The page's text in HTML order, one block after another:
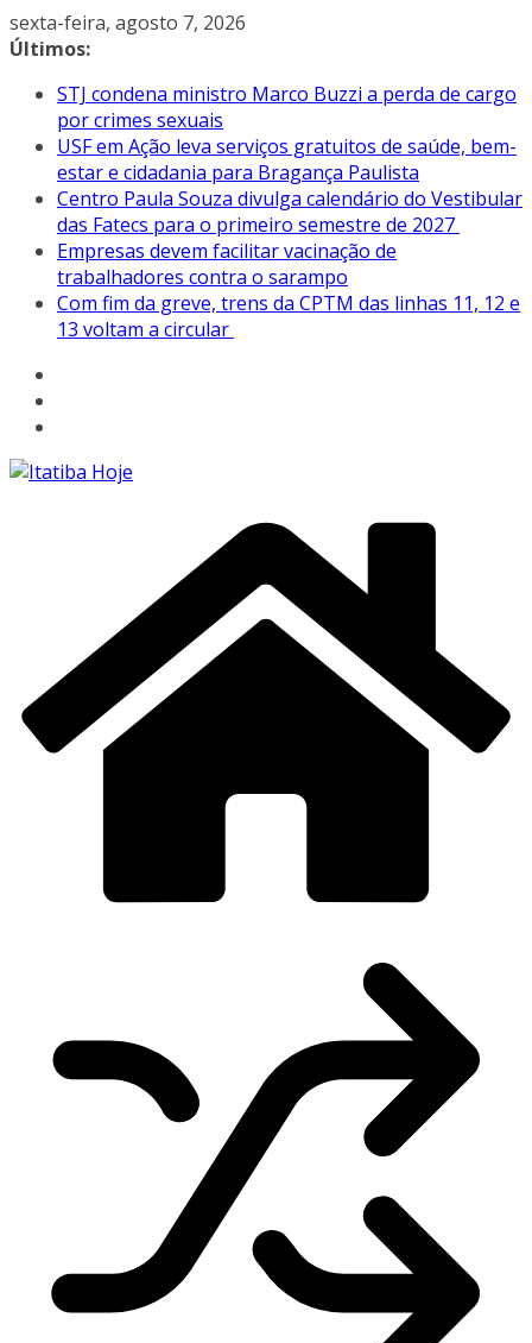
Pular
para
conteúdo
sexta-feira, agosto 7, 2026
Últimos:
STJ condena ministro Marco Buzzi a perda de cargo
por crimes sexuais
USF em Ação leva serviços gratuitos de saúde, bem-
estar e cidadania para Bragança Paulista
Centro Paula Souza divulga calendário do Vestibular
das Fatecs para o primeiro semestre de 2027
Empresas devem facilitar vacinação de
trabalhadores contra o sarampo
Com fim da greve, trens da CPTM das linhas 11, 12 e
13 voltam a circular